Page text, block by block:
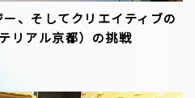
、そしてクリエイティブの
リアル京都）の挑戦